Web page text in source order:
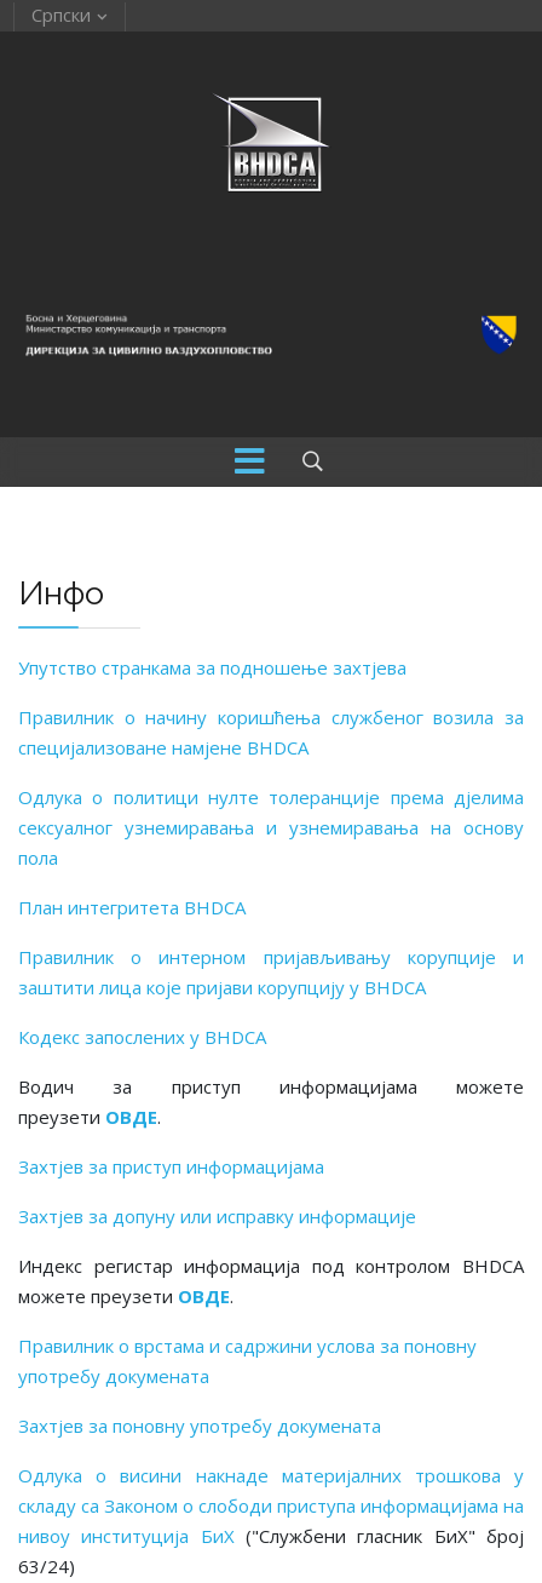
Српски
Инфо
Упутство странкама за подношење захтјева
Правилник о начину коришћења службеног возила за
специјализоване намјене BHDCA
Одлука о политици нулте толеранције према дјелима
сексуалног узнемиравања и узнемиравања на основу
пола
План интегритета BHDCA
Правилник о интерном пријављивању корупције и
заштити лица које пријави корупцију у BHDCA
Кодекс запослених у BHDCA
Водич за приступ информацијама можете
преузети ОВДЕ.
Захтјев за приступ информацијама
Захтјев за допуну или исправку информације
Индекс регистар информација под контролом BHDCA
можете преузети ОВДЕ.
Правилник о врстама и садржини услова за поновну
употребу докумената
Захтјев за поновну употребу докумената
Одлука о висини накнаде материјалних трошкова у
складу са Законом о слободи приступа информацијама на
нивоу институција БиХ("Службени гласник БиХ" број
63/24)